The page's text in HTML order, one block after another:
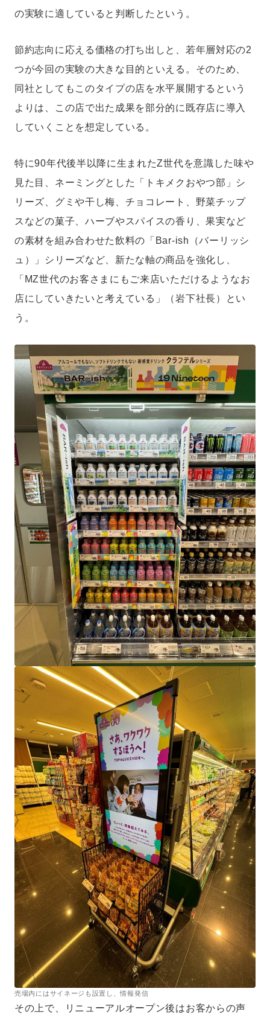
の実験に適していると判断したという。
節約志向に応える価格の打ち出しと、若年層対応の2
つが今回の実験の大きな目的といえる。そのため、
同社としてもこのタイプの店を水平展開するという
よりは、この店で出た成果を部分的に既存店に導入
していくことを想定している。
特に90年代後半以降に生まれたZ世代を意識した味や
見た目、ネーミングとした「トキメクおやつ部」シ
リーズ、グミや干し梅、チョコレート、野菜チップ
スなどの菓子、ハーブやスパイスの香り、果実など
の素材を組み合わせた飲料の「Bar-ish（バーリッシ
ュ）」シリーズなど、新たな軸の商品を強化し、
「MZ世代のお客さまにもご来店いただけるようなお
店にしていきたいと考えている」（岩下社長）とい
う。
売場内にはサイネージも設置し、情報発信
その上で、リニューアルオープン後はお客からの声